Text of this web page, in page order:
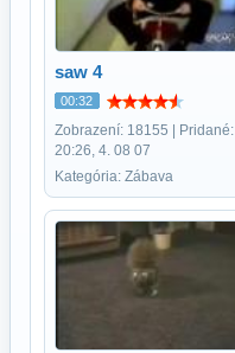
saw 4
00:32
Zobrazení: 18155 | Pridané:
20:26, 4. 08 07
Kategória: Zábava